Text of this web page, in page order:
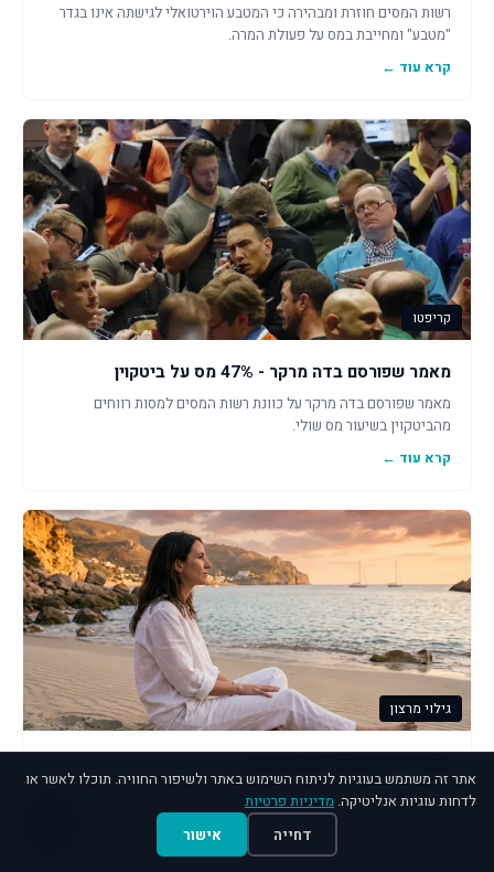
רשות המסים חוזרת ומבהירה כי המטבע הוירטואלי לגישתה אינו בגדר
"מטבע" ומחייבת במס על פעולת המרה.
קרא עוד ←
קריפטו
מאמר שפורסם בדה מרקר - 47% מס על ביטקוין
מאמר שפורסם בדה מרקר על כוונת רשות המסים למסות רווחים
מהביטקוין בשיעור מס שולי.
קרא עוד ←
גילוי מרצון
רשות המסים פרסמה נוהל חדש ומעודכן בקשר להליך "גילוי מרצון" על
נכסים והכנסות לא מדווחים.
אתר זה משתמש בעוגיות לניתוח השימוש באתר ולשיפור החוויה. תוכלו לאשר או
לדחות עוגיות אנליטיקה. מדיניות פרטיות
דחייה
אישור